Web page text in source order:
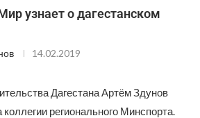
узнает о дагестанском
14.02.2019
Дагестана Артём Здунов
регионального Минспорта.